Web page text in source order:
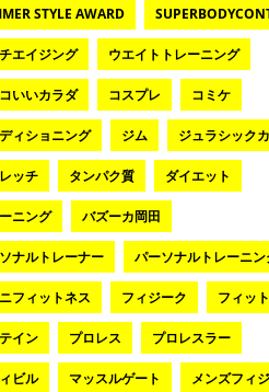
STYLE AWARD
エイジング ウエイトトレーニング
いいカラダ コスプレ コミケ
ィショニング ジム ジュラシック
ッチ タンパク質 ダイエット
ニング バズーカ岡田
ナルトレーナー パーソナルトレーニン
フィットネス フィジーク フィッ
イン プロレス プロレスラー
ビル マッスルゲート メンズフィ